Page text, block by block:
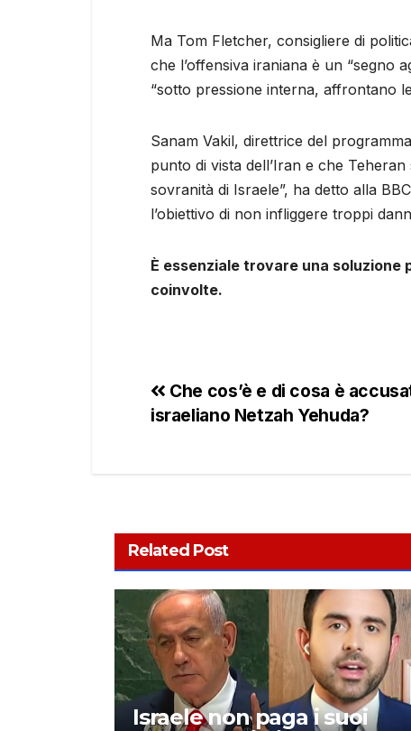
Ma Tom Fletcher, consigliere di
che l’offensiva iraniana è un “segno
“sotto pressione interna, affrontano
Sanam Vakil, direttrice del
punto di vista dell’Iran e che
sovranità di Israele”, ha detto alla
l’obiettivo di non infliggere troppi
È essenziale trovare una
coinvolte.
Che cos’è e di cosa è
israeliano Netzah Yehuda?
Related Post
Israele non paga i suoi